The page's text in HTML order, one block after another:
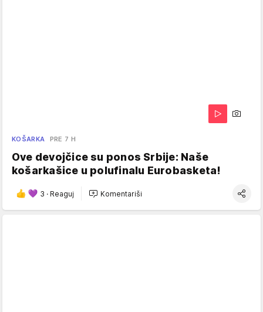
KOŠARKA PRE 7 H
Ove devojčice su ponos Srbije: Naše
košarkašice u polufinalu Eurobasketa!
3 · Reaguj Komentariši